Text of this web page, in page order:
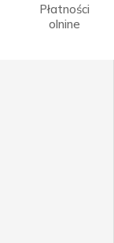
Płatności
olnine